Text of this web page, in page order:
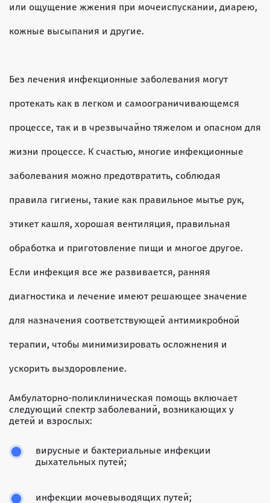
или ощущение жжения при мочеиспускании, диарею,
кожные высыпания и другие.
Без лечения инфекционные заболевания могут
протекать как в легком и самоограничивающемся
процессе, так и в чрезвычайно тяжелом и опасном для
жизни процессе. К счастью, многие инфекционные
заболевания можно предотвратить, соблюдая
правила гигиены, такие как правильное мытье рук,
этикет кашля, хорошая вентиляция, правильная
обработка и приготовление пищи и многое другое.
Если инфекция все же развивается, ранняя
диагностика и лечение имеют решающее значение
для назначения соответствующей антимикробной
терапии, чтобы минимизировать осложнения и
ускорить выздоровление.
Амбулаторно-поликлиническая помощь включает
следующий спектр заболеваний, возникающих у
детей и взрослых:
вирусные и бактериальные инфекции
дыхательных путей;
инфекции мочевыводящих путей;